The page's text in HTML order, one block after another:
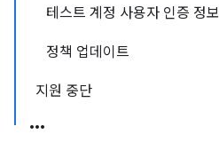
테스트 계정 사용자 인증 정보
정책 업데이트
지원 중단